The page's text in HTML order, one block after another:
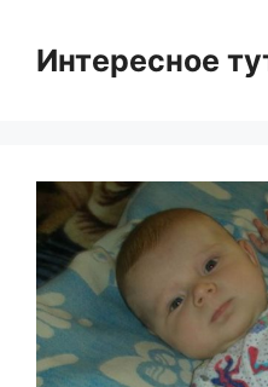
contentИнтересное